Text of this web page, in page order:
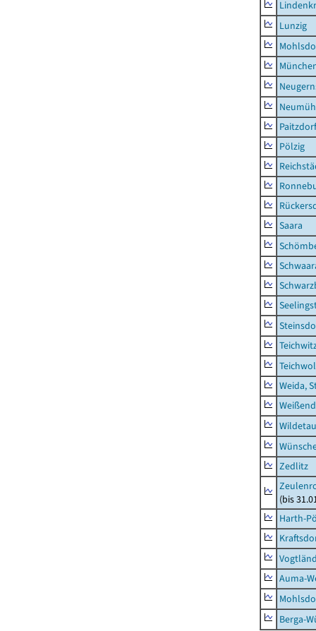
Lunzig
Paitzdorf
Pölzig
Saara
Weida,
Zedlitz
(bis
Harth-
Auma-
Berga-